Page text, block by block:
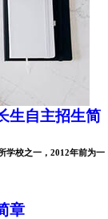
生自主招生简
学校之一，2012年前为一
章